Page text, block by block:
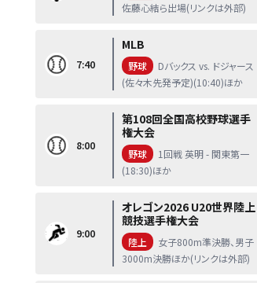
佐藤心結ら出場(リンクは外部)
7:40
MLB
野球
Dバックス vs. ドジャース
(佐々木先発予定)(10:40)ほか
8:00
第108回全国高校野球選手
権大会
野球
1回戦 英明 - 関東第一
(18:30)ほか
9:00
オレゴン2026 U20世界陸上
競技選手権大会
陸上
女子800m準決勝、男子
3000m決勝ほか(リンクは外部)